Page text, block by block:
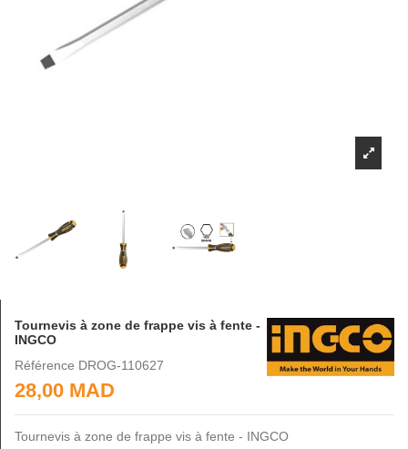
Tournevis à zone de frappe vis à fente -
INGCO
Référence DROG-110627
28,00 MAD
Tournevis à zone de frappe vis à fente - INGCO